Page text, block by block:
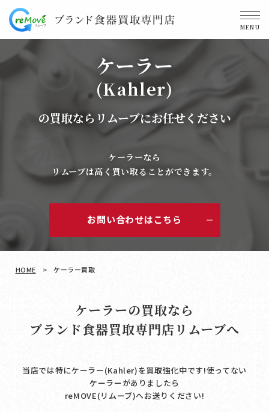
MENU
ケーラー
(Kahler)
の買取ならリムーブにお任せください
ケーラーなら
リムーブは高く買い取ることができます。
お問い合わせはこちら
HOME > ケーラー買取
ケーラーの買取なら
ブランド食器買取専門店リムーブへ
当店では特にケーラー(Kahler)を買取強化中です!使ってない
ケーラーがありましたら
reMOVE(リムーブ)へお送りください!